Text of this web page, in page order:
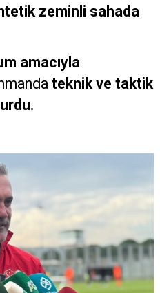
zeminli sahada
amacıyla
teknik ve taktik